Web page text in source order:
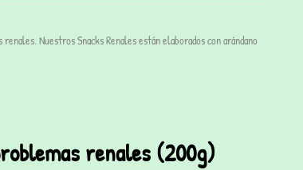
Nuestros Snacks Renales están elaborados con arándano
renales (200g)